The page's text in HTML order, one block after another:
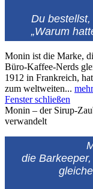
Du bestellst,
„Warum
Monin ist die Marke,
Büro‑Kaffee‑Nerds
1912 in Frankreich,
zum weltweiten...
Fenster schließen
Monin – der
verwandelt
die